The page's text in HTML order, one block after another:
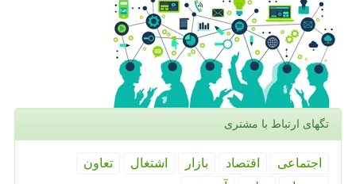
تگهای ارتباط با مشتری
اجتماعی اقتصاد بازار اشتغال
تعاون